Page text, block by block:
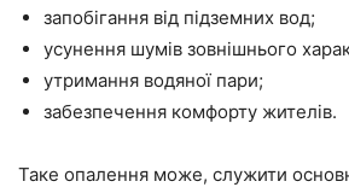
запобігання від підземних вод;
усунення шумів зовнішнього
утримання водяної пари;
забезпечення комфорту жителів.
Таке опалення може, служити